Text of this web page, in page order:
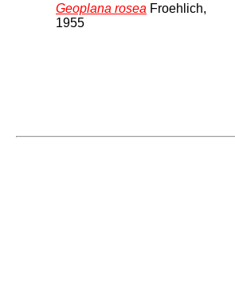
Geoplana rosea Froehlich,
1955